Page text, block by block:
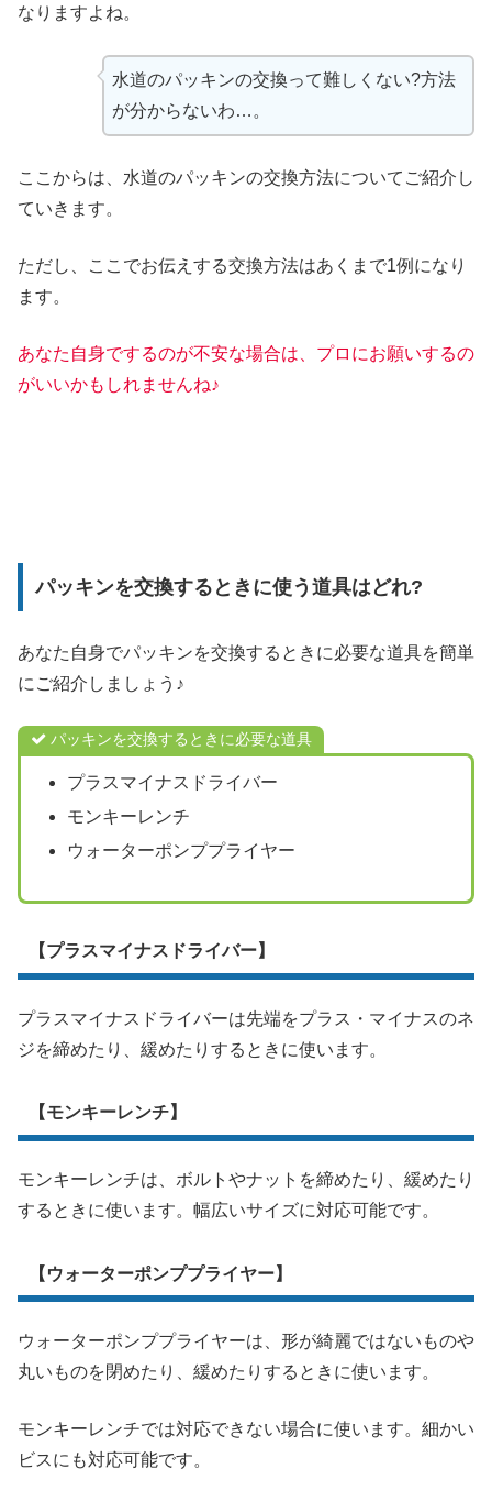
なりますよね。
水道のパッキンの交換って難しくない?方法
が分からないわ…。
ここからは、水道のパッキンの交換方法についてご紹介し
ていきます。
ただし、ここでお伝えする交換方法はあくまで1例になり
ます。
あなた自身でするのが不安な場合は、プロにお願いするの
がいいかもしれませんね♪
パッキンを交換するときに使う道具はどれ?
あなた自身でパッキンを交換するときに必要な道具を簡単
にご紹介しましょう♪
パッキンを交換するときに必要な道具
プラスマイナスドライバー
モンキーレンチ
ウォーターポンププライヤー
【プラスマイナスドライバー】
プラスマイナスドライバーは先端をプラス・マイナスのネ
ジを締めたり、緩めたりするときに使います。
【モンキーレンチ】
モンキーレンチは、ボルトやナットを締めたり、緩めたり
するときに使います。幅広いサイズに対応可能です。
【ウォーターポンププライヤー】
ウォーターポンププライヤーは、形が綺麗ではないものや
丸いものを閉めたり、緩めたりするときに使います。
モンキーレンチでは対応できない場合に使います。細かい
ビスにも対応可能です。